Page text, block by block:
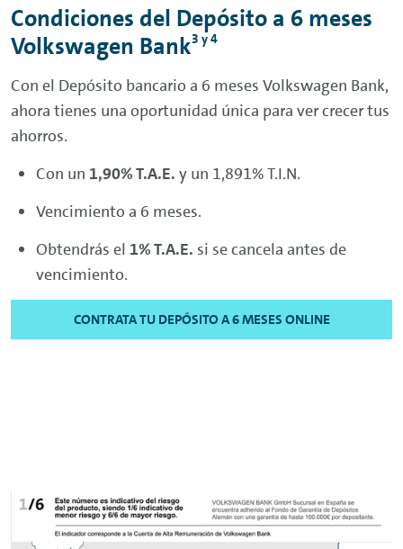
Condiciones del Depósito a 6 meses
Volkswagen Bank3 y 4
Con el Depósito bancario a 6 meses Volkswagen Bank,
ahora tienes una oportunidad única para ver crecer tus
ahorros.
Con un 1,90% T.A.E. y un 1,891% T.I.N.
Vencimiento a 6 meses.
Obtendrás el 1% T.A.E. si se cancela antes de
vencimiento.
CONTRATA TU DEPÓSITO A 6 MESES ONLINE